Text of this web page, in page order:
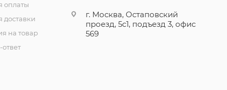
оплаты
доставки
на товар
г. Москва, Остаповский
проезд, 5с1, подъезд 3, офис
569